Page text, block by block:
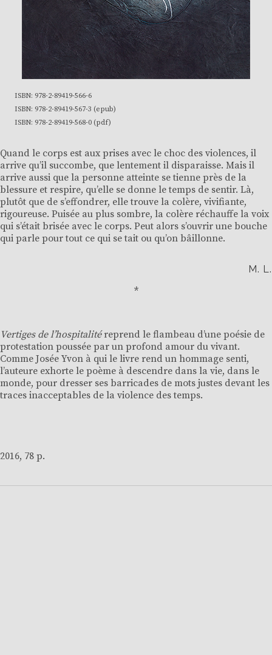
ISBN: 978-2-89419-566-6
ISBN: 978-2-89419-567-3 (epub)
ISBN: 978-2-89419-568-0 (pdf)
Quand le corps est aux prises avec le choc des violences, il
arrive qu’il succombe, que lentement il disparaisse. Mais il
arrive aussi que la personne atteinte se tienne près de la
blessure et respire, qu’elle se donne le temps de sentir. Là,
plutôt que de s’effondrer, elle trouve la colère, vivifiante,
rigoureuse. Puisée au plus sombre, la colère réchauffe la voix
qui s’était brisée avec le corps. Peut alors s’ouvrir une bouche
qui parle pour tout ce qui se tait ou qu’on bâillonne.
M. L.
*
Vertiges de l’hospitalitéreprend le flambeau d’une poésie de
protestation poussée par un profond amour du vivant.
Comme Josée Yvon à qui le livre rend un hommage senti,
l’auteure exhorte le poème à descendre dans la vie, dans le
monde, pour dresser ses barricades de mots justes devant les
traces inacceptables de la violence des temps.
2016, 78 p.